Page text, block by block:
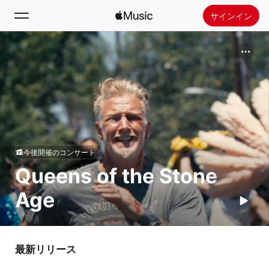
サインイン
検索
ホーム
新着おすすめ
ラジオ
Apple Musicをインストール
Queens of the Stone
Age
今後開催のコンサート
最新リリース